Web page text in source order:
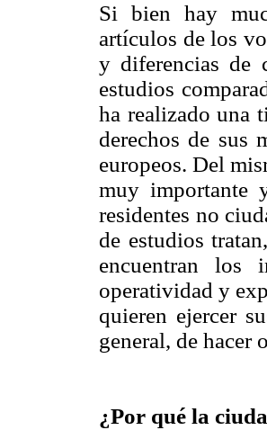
Si bien hay
artículos de los
y diferencias de
estudios
ha realizado una
derechos de sus
europeos. Del
muy importante
residentes no
de estudios
encuentran los
operatividad y
quieren ejercer
general, de hacer
¿Por qué la